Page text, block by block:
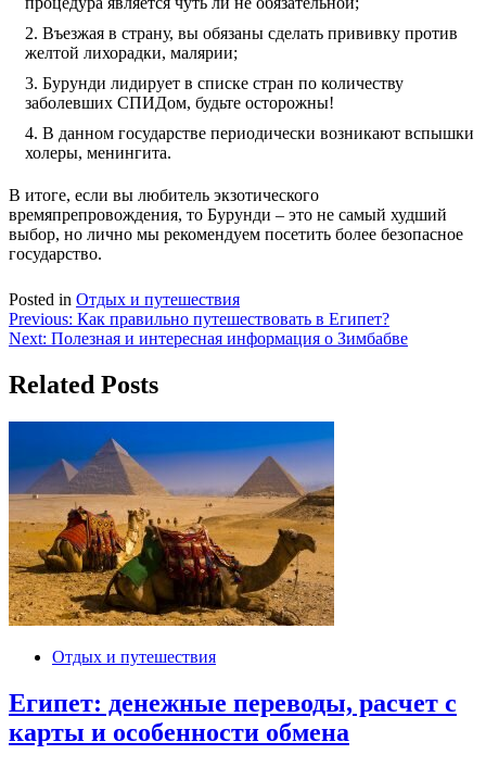
Въезжая в страну, вы обязаны сделать прививку против
желтой лихорадки, малярии;
Бурунди лидирует в списке стран по количеству
заболевших СПИДом, будьте осторожны!
В данном государстве периодически возникают вспышки
холеры, менингита.
В итоге, если вы любитель экзотического
времяпрепровождения, то Бурунди – это не самый худший
выбор, но лично мы рекомендуем посетить более безопасное
государство.
Posted in Отдых и путешествия
Навигация
по
записям
Previous: Как правильно путешествовать в Египет?
Next: Полезная и интересная информация о Зимбабве
Related Posts
Отдых и путешествия
Египет: денежные переводы, расчет с
карты и особенности обмена